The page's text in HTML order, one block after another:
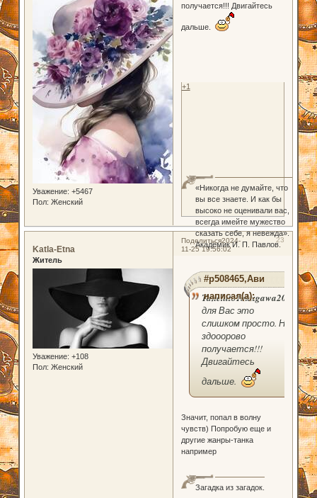
Уважение: +5467
Пол: Женский
получается!!! Двигайтесь
дальше.
«Никогда не думайте, что
вы все знаете. И как бы
высоко не оценивали вас,
всегда имейте мужество
сказать себе, я невежда».
Академик И. П. Павлов.
+1
Поделиться 23
2024-
11-25 19:56:02
Katla-Etna
Житель
Уважение: +108
Пол: Женский
#p508465,Ави
написал(а):
TanehitoTokugawa2000
для Вас это
слишком просто. Но
здооорово
получается!!!
Двигайтесь
дальше.
Значит, попал в волну
чувств) Попробую еще и
другие жанры-танка
например
Загадка из загадок.